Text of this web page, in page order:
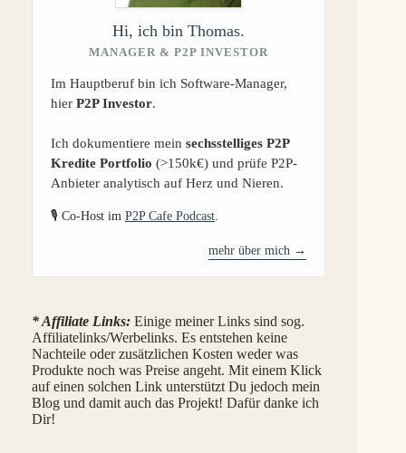
Hi, ich bin Thomas.
MANAGER & P2P INVESTOR
Im Hauptberuf bin ich Software-Manager,
hier P2P Investor.
Ich dokumentiere mein sechsstelliges P2P
Kredite Portfolio (>150k€) und prüfe P2P-
Anbieter analytisch auf Herz und Nieren.
🎙️ Co-Host im P2P Cafe Podcast
mehr über mich →
* Affiliate Links: Einige meiner Links sind sog.
Affiliatelinks/Werbelinks. Es entstehen keine
Nachteile oder zusätzlichen Kosten weder was
Produkte noch was Preise angeht. Mit einem Klick
auf einen solchen Link unterstützt Du jedoch mein
Blog und damit auch das Projekt! Dafür danke ich
Dir!